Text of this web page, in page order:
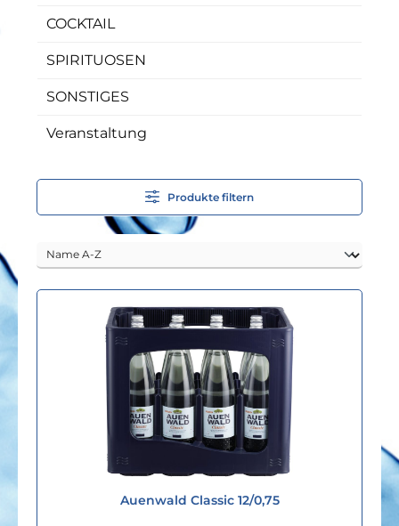
COCKTAIL
SPIRITUOSEN
SONSTIGES
Veranstaltung
Produkte filtern
Auenwald Classic 12/0,75